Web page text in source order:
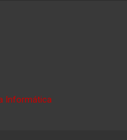
Informática